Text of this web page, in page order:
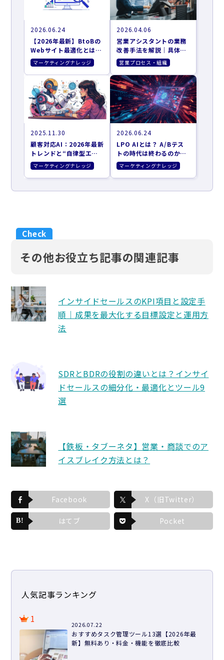
2026.06.24
【2026年最新】BtoBの
Webサイト最適化とは？
CVRを劇的に改善する
「AIエージェント」活用
戦略
マーケティングナレッジ
2026.04.06
営業アシスタントの業務
改善手法を解説｜具体施
策も紹介
営業プロセス・組織
2025.11.30
顧客対応AI：2026年最新
トレンドと“自律型エー
ジェント”がBtoBのCX
を革新する理由
マーケティングナレッジ
2026.06.24
LPO AIとは？ A/Bテス
トの時代は終わるのか。
AIが自律的に動くCVR最
適化の全貌
マーケティングナレッジ
その他お役立ち記事の関連記事
インサイドセールスのKPI項目と設定手
順｜成果を最大化する目標設定と運用方
法
SDRとBDRの役割の違いとは？インサイ
ドセールスの細分化・最適化とツール9
選
【鉄板・タブーネタ】営業・商談でのア
イスブレイク方法とは？
Facebook X（旧Twitter）
はてブ Pocket
人気記事ランキング
1
2026.07.22
おすすめタスク管理ツール13選【2026年最
新】無料あり・料金・機能を徹底比較